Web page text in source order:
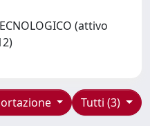
(attivo
Tutti (3)